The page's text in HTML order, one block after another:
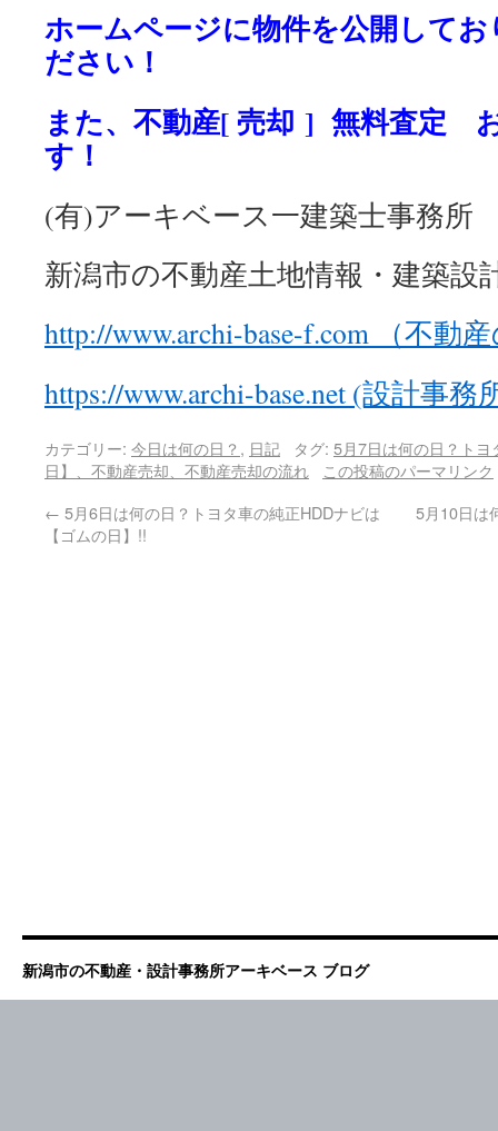
ホームページに物件を公開して
ださい！
また、不動産[ 売却 ] 無料査定
す！
(有)アーキベース一建築士事務所
新潟市の不動産土地情報・建築設
http://www.archi-base-f.com （不動
https://www.archi-base.net (設計事
カテゴリー: 今日は何の日？ , 日記 タグ: 5月7日は何の日？ト
日】、不動産売却、不動産売却の流れ
この投稿のパーマリンク
← 5月6日は何の日？トヨタ車の純正HDDナビは
【ゴムの日】!!
5月10日は
新潟市の不動産・設計事務所アーキベース ブログ